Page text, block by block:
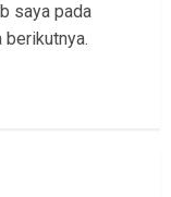
saya pada
berikutnya.